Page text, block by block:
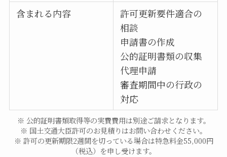
含まれる内容
許可更新要件適合の
相談
申請書の作成
公的証明書類の収集
代理申請
審査期間中の行政の
対応
※ 公的証明書類取得等の実費費用は別途ご請求となります。
※ 国土交通大臣許可のお見積りはお問い合わせください。
※ 許可の更新期限2週間を切っている場合は特急料金55,000円
（税込）を申し受けます。